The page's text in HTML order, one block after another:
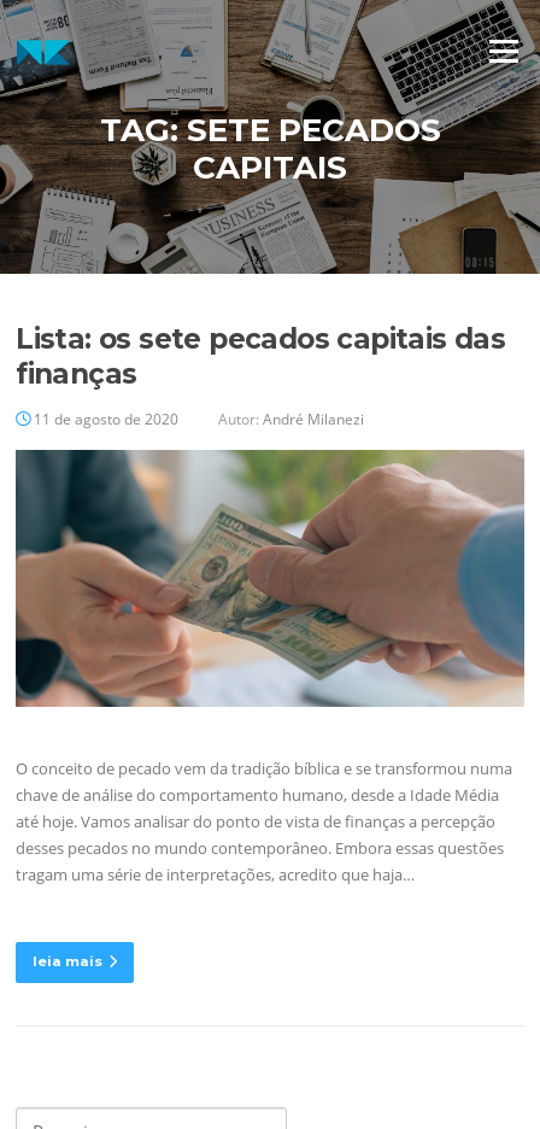
Pular
para
o
conteúdo
Menu
TAG:SETE PECADOS
CAPITAIS
Lista: os sete pecados capitais das
finanças
11 de agosto de 2020 Autor:André Milanezi
O conceito de pecado vem da tradição bíblica e se transformou numa
chave de análise do comportamento humano, desde a Idade Média
até hoje. Vamos analisar do ponto de vista de finanças a percepção
desses pecados no mundo contemporâneo. Embora essas questões
tragam uma série de interpretações, acredito que haja…
leia mais